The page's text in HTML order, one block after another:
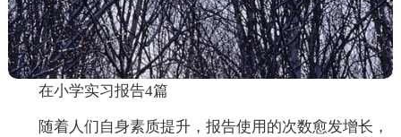
在小学实习报告4篇
随着人们自身素质提升，报告使用的次数愈发增长，